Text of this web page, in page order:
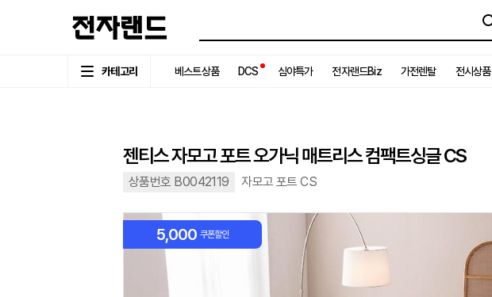
카테고리 베스트상품 DCS 심야특가 전자랜드Biz 가전렌탈 전시상품
젠티스 자모고 포트 오가닉 매트리스 컴팩트싱글 CS
상품번호 B0042119 자모고 포트 CS
5,000 쿠폰할인